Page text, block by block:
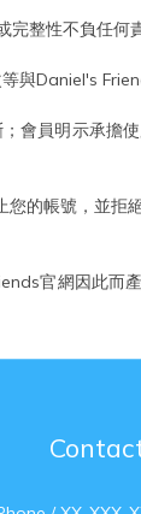
整性不負任何責
與Daniel's
會員明示承擔
的帳號，並拒
官網因此而